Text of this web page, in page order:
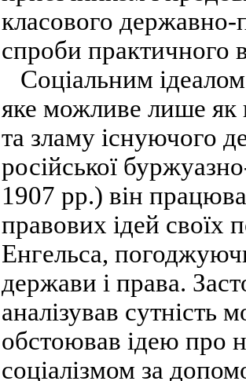
класового
спроби практичного
Соціальним
яке можливе лише як
та зламу існуючого
російської
1907 pp.) він
правових ідей своїх
Енгельса,
держави і права.
аналізував сутність
обстоював ідею про
соціалізмом за